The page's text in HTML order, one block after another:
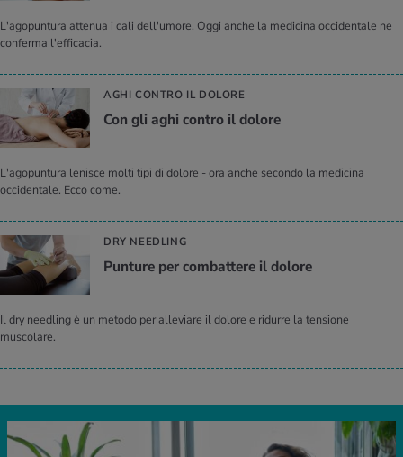
L'agopuntura attenua i cali dell'umore. Oggi anche la medicina occidentale ne
conferma l'efficacia.
AGHI CONTRO IL DOLORE
Con gli aghi con­tro il do­lo­re
L'agopuntura lenisce molti tipi di dolore - ora anche secondo la medicina
occidentale. Ecco come.
DRY NEEDLING
Pun­tu­re per com­bat­te­re il do­lo­re
Il dry needling è un metodo per alleviare il dolore e ridurre la tensione
muscolare.